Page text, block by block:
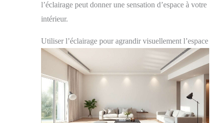
l’éclairage peut donner une sensation d’espace à votre
intérieur.
Utiliser l’éclairage pour agrandir visuellement l’espace